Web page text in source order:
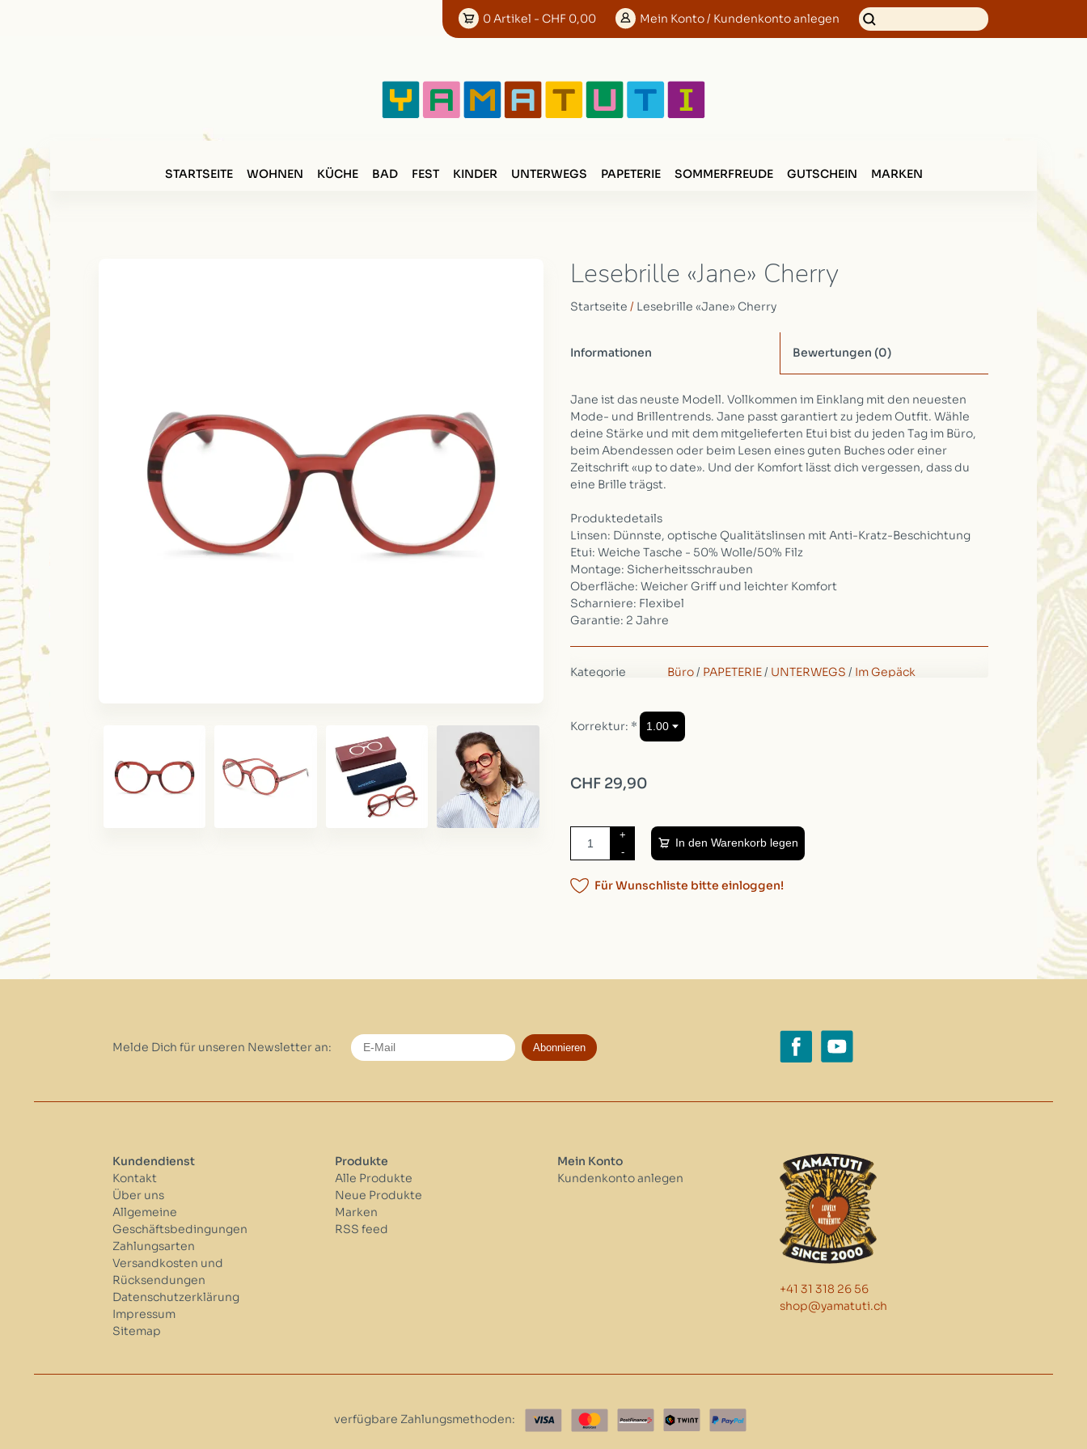
0Artikel - CHF 0,00 Mein Konto/ Kundenkonto anlegen
STARTSEITE WOHNEN KÜCHE BAD FEST KINDER UNTERWEGS PAPETERIE SOMMERFREUDE GUTSCHEIN MARKEN
Lesebrille «Jane» Cherry
Startseite / Lesebrille «Jane» Cherry
Informationen Bewertungen (0)
Jane ist das neuste Modell. Vollkommen im Einklang mit den neuesten
Mode- und Brillentrends. Jane passt garantiert zu jedem Outfit. Wähle
deine Stärke und mit dem mitgelieferten Etui bist du jeden Tag im Büro,
beim Abendessen oder beim Lesen eines guten Buches oder einer
Zeitschrift «up to date». Und der Komfort lässt dich vergessen, dass du
eine Brille trägst.
Produktedetails
Linsen: Dünnste, optische Qualitätslinsen mit Anti-Kratz-Beschichtung
Etui: Weiche Tasche - 50% Wolle/50% Filz
Montage: Sicherheitsschrauben
Oberfläche: Weicher Griff und leichter Komfort
Scharniere: Flexibel
Garantie: 2 Jahre
Kategorie Büro / PAPETERIE / UNTERWEGS / Im Gepäck
Gewicht:
135g
Verpackung:
18cm, 7cm, 4cm
Korrektur: *
CHF 29,90
+
-
In den Warenkorb legen
Für Wunschliste bitte einloggen!
Melde Dich für unseren Newsletter an: Abonnieren
Kundendienst
Kontakt
Über uns
Allgemeine
Geschäftsbedingungen
Zahlungsarten
Versandkosten und
Rücksendungen
Datenschutzerklärung
Impressum
Sitemap
Produkte
Alle Produkte
Neue Produkte
Marken
RSS feed
Mein Konto
Kundenkonto anlegen
+41 31 318 26 56
shop@yamatuti.ch
verfügbare Zahlungsmethoden: